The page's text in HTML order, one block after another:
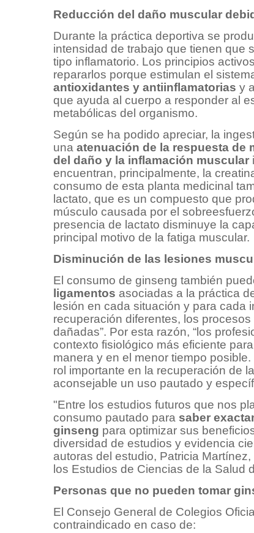
Reducción del daño muscular
Durante la práctica deportiva se
intensidad de trabajo que tienen que
tipo inflamatorio. Los principios
repararlos porque estimulan el
antioxidantes y antiinflamatorias y
que ayuda al cuerpo a responder al
metabólicas del organismo.
Según se ha podido apreciar, la
una atenuación de la respuesta de
del daño y la inflamación muscular
encuentran, principalmente, la
consumo de esta planta medicinal
lactato, que es un compuesto que
músculo causada por el
presencia de lactato disminuye la
principal motivo de la fatiga muscular.
Disminución de las lesiones
El consumo de ginseng también
ligamentos asociadas a la práctica
lesión en cada situación y para cada
recuperación diferentes, los
dañadas”. Por esta razón, “los
contexto fisiológico más eficiente
manera y en el menor tiempo
rol importante en la recuperación de
aconsejable un uso pautado y
"Entre los estudios futuros que nos
consumo pautado para saber
ginseng para optimizar sus
diversidad de estudios y evidencia
autoras del estudio, Patricia
los Estudios de Ciencias de la Salud
Personas que no pueden tomar
El Consejo General de Colegios
contraindicado en caso de: